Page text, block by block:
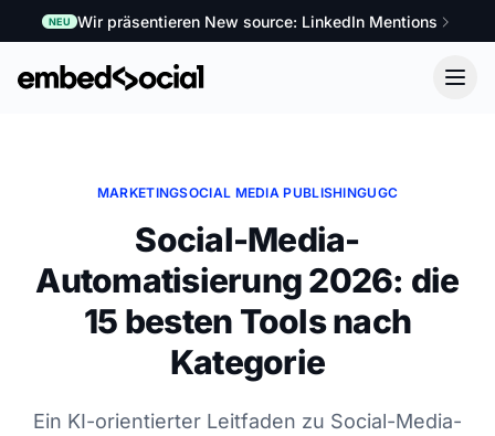
NEU Wir präsentieren New source: LinkedIn Mentions
MARKETINGSOCIAL MEDIA PUBLISHINGUGC
Social-Media-
Automatisierung 2026: die
15 besten Tools nach
Kategorie
Ein KI-orientierter Leitfaden zu Social-Media-